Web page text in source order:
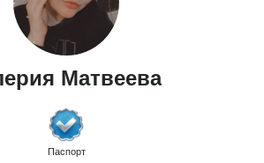
Матвеева
Паспорт